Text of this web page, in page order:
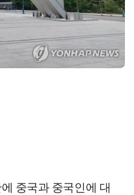
중국과 중국인에 대